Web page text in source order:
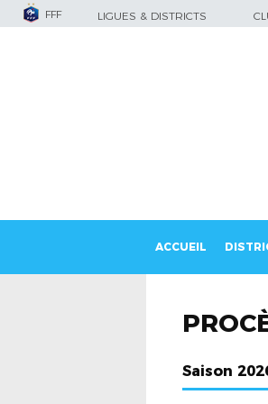
FFF LIGUES & DISTRICTS
ACCUEIL
Saison